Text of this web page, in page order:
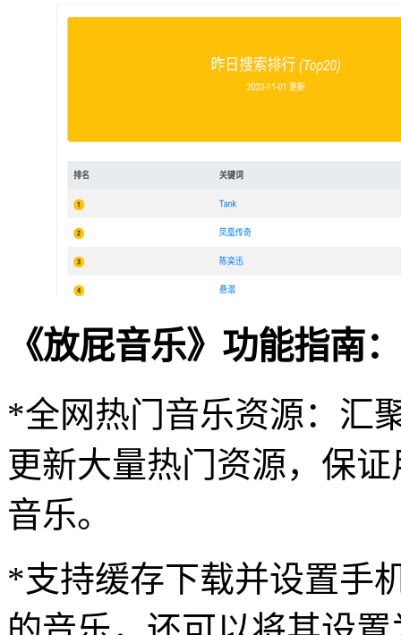
《放屁音乐》功能指南：
*全网热门音乐资源：汇
更新大量热门资源，保
音乐。
*支持缓存下载并设置手